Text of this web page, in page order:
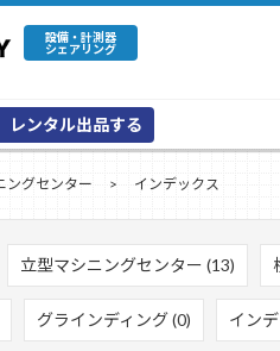
設備・計測器
シェアリング
レンタル出品する
ングセンター インデックス
立型マシニングセンター (13)
グラインディング (0) イン